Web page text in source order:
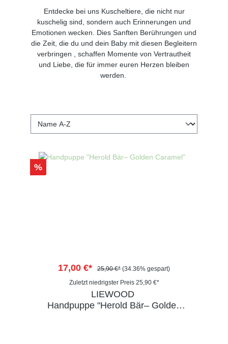
Entdecke bei uns Kuscheltiere, die nicht nur
kuschelig sind, sondern auch Erinnerungen und
Emotionen wecken. Dies Sanften Berührungen und
die Zeit, die du und dein Baby mit diesen Begleitern
verbringen , schaffen Momente von Vertrautheit
und Liebe, die für immer euren Herzen bleiben
werden.
%
17,00 €* 25,90 €* (34.36% gespart)
Zuletzt niedrigster Preis 25,90 €*
LIEWOOD
Handpuppe "Herold Bär– Golden